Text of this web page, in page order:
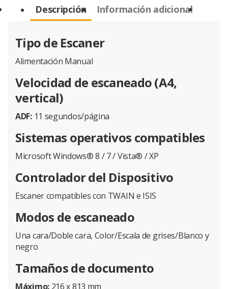
Descripción Información adicional
Tipo de Escaner
Alimentación Manual
Velocidad de escaneado (A4,
vertical)
ADF:11 segundos/página
Sistemas operativos compatibles
Microsoft Windows® 8 / 7 / Vista® / XP
Controlador del Dispositivo
Escaner compatibles con TWAIN e ISIS
Modos de escaneado
Una cara/Doble cara, Color/Escala de grises/Blanco y
negro
Tamaños de documento
Máximo:216 x 813 mm